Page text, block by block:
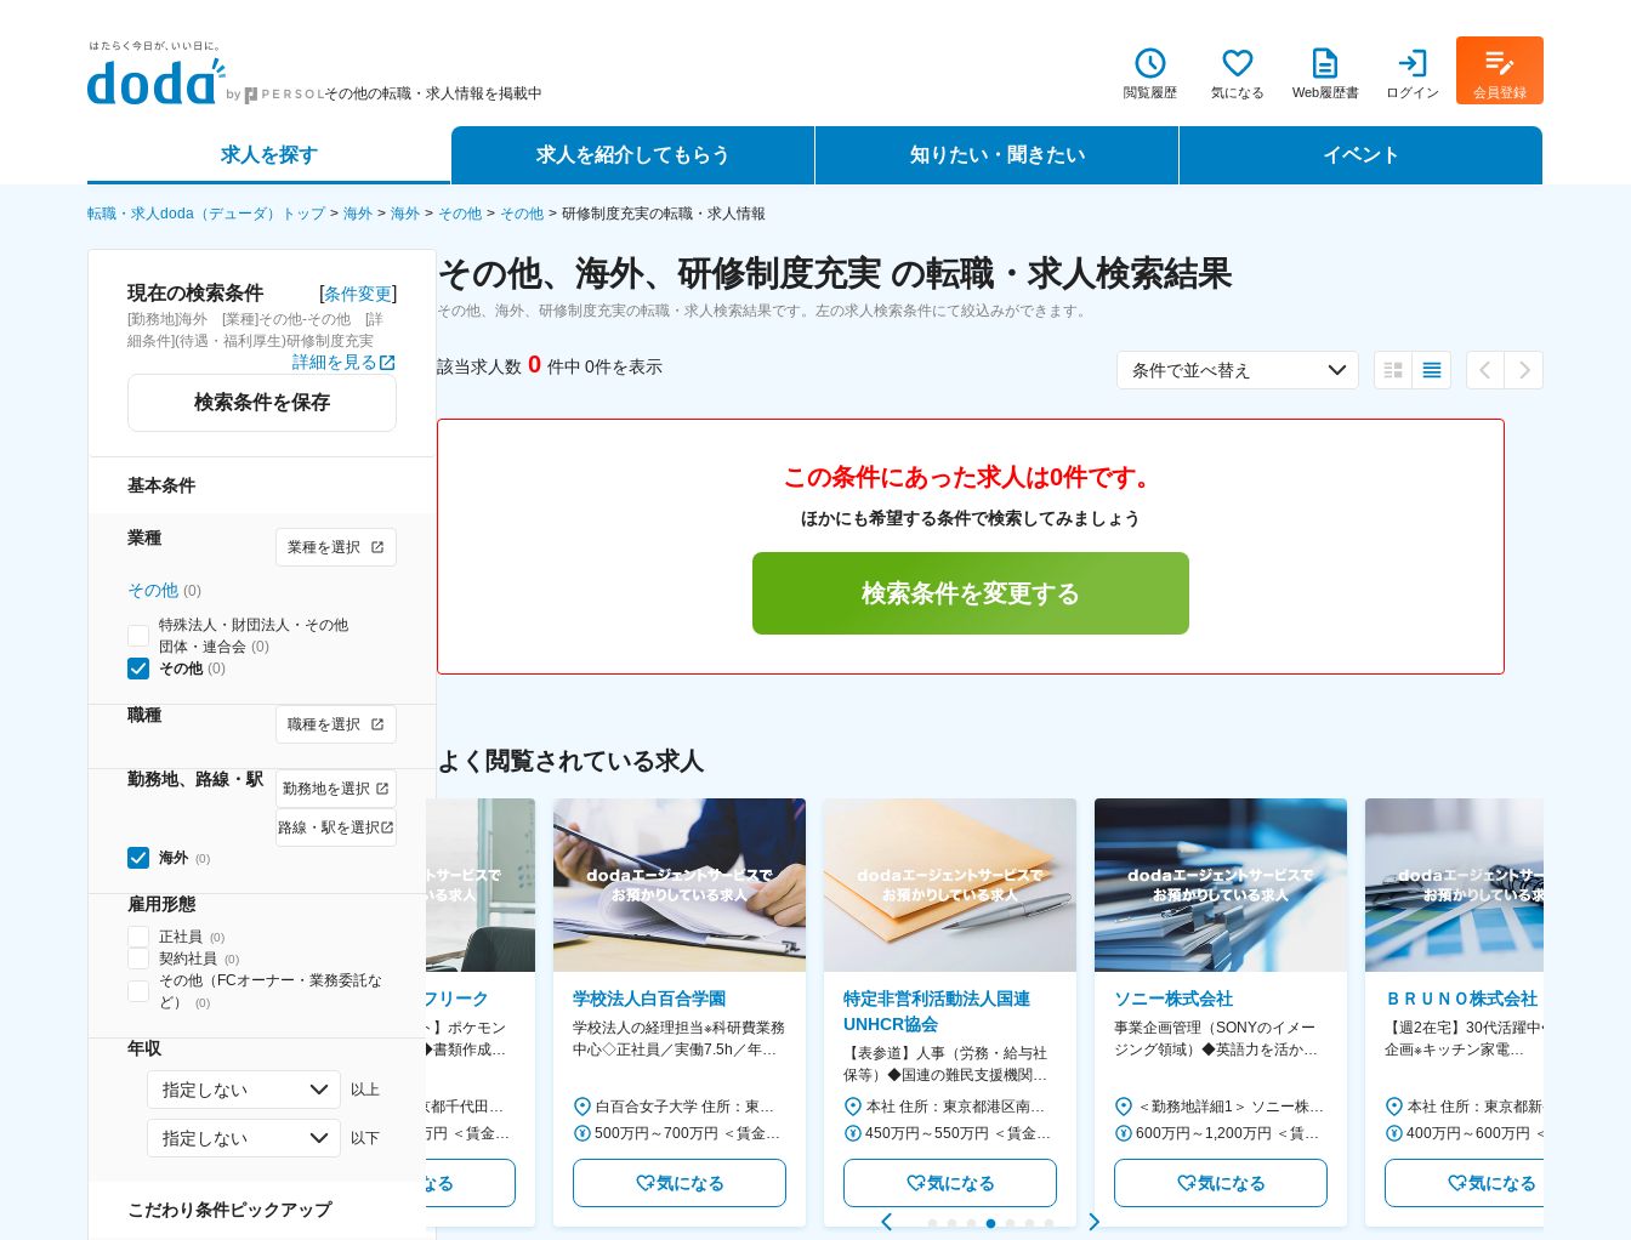
その他の転職・求人情報を掲載中 閲覧履歴 気になる Web履歴書 ログイン 会員登録
求人を探す
詳細条件から探す
求人特集から探す
求人を紹介してもらう
エージェントサービス
スカウトサービス
知りたい・聞きたい
データで見る転職
イベント
転職フェア
転職・求人doda（デューダ）トップ 海外 海外 その他 その他 研修制度充実の転職・求人情報
現在の検索条件 [条件変更]
[勤務地]海外 [業種]その他-その他 [詳
細条件](待遇・福利厚生)研修制度充実
詳細を見る
検索条件を保存
基本条件
業種 業種を選択
その他 (0)
特殊法人・財団法人・その他
団体・連合会 (0)
その他 (0)
職種 職種を選択
勤務地、路線・駅 勤務地を選択
路線・駅を選択
海外 (0)
雇用形態
正社員 (0)
契約社員 (0)
その他（FCオーナー・業務委託な
ど）
(0)
年収
指定しない 以上
指定しない 以下
こだわり条件ピックアップ
その他、海外、研修制度充実 の転職・求人検索結果
その他、海外、研修制度充実の転職・求人検索結果です。左の求人検索条件にて絞込みができます。
該当求人数 0 件中 0件を表示 条件で並べ替え
この条件にあった求人は0件です。
ほかにも希望する条件で検索してみましょう
検索条件を変更する
よく閲覧されている求人
AGC株式会社
務・事務担当～開発部材の発注
やDXに向けたシステム利用等～
AGC横浜テクニカルセンター 住所：神奈川県横浜市鶴見区末広町1-1 勤務地最寄駅：JR線／弁天橋駅 受動喫煙対策：敷地内喫煙可能場所あり 変更の範囲：無
400万円～550万円 ＜賃金形態＞ 月給制 固定給＋業績給 ＜賃金内訳＞ 月額（基本給）：230,000円～280,000円 ＜月給＞ 230,000円～280,000円 ＜昇給有無＞ 有 ＜残業手当＞ 有 ＜給与補足＞ ※上記はあくまで最低保証額です。実際にはこれまでの経験やスキルを考慮の上、決定します。 年収には残業代は含めておりません。 ■昇給：年1回 ■賞与：年2回 賃金はあくまでも目安の金額であり、選考を通じて上下する可能性があります。 月給(月額)は固定手当を含めた表記です。
株式会社ゲームフリーク
【庶務アシスタント】ポケモン
シリーズ開発企業◆書類作成・
データ入力など◆年休126日・
食事補助あり◎
本社 住所：東京都千代田区神田錦町2-2-1 KANDASQUARE 受動喫煙対策：屋内全面禁煙 変更の範囲：会社の定める事業所
350万円～500万円 ＜賃金形態＞ 月給制 ＜賃金内訳＞ 月額（基本給）：215,000円～307,000円 固定残業手当/月：76,700円～110,000円（固定残業時間45時間0分/月） 超過した時間外労働の残業手当は追加支給 ＜月給＞ 291,700円～417,000円（一律手当を含む） ＜昇給有無＞ 有 ＜残業手当＞ 有 ＜給与補足＞ ※経験・能力を考慮の上、年齢に関わりなく当社規定により優遇します。 賃金はあくまでも目安の金額であり、選考を通じて上下する可能性があります。 月給(月額)は固定手当を含めた表記です。
気になる
学校法人白百合学園
学校法人の経理担当※科研費業務
中心◇正社員／実働7.5h／年休
大学
白百合女子大学 住所：東京都調布市緑ヶ丘1-25 勤務地最寄駅：京王線／仙川駅 受動喫煙対策：屋内全面禁煙 変更の範囲：会社の定める事業所
500万円～700万円 ＜賃金形態＞ 月給制 ＜賃金内訳＞ 月額（基本給）：280,000円～430,000円 ＜月給＞ 280,000円～430,000円 ＜昇給有無＞ 有 ＜残業手当＞ 有 ＜給与補足＞ ※年齢・過去の経験に基づき、本学規定に合わせ決定 【残業手当】有 /残業時間に応じて全額支給（※想定年収に含む） 【各種手当】扶養手当/住宅手当/通勤手当 等 【賞与】年2回（6月、12月） 【昇給】年1回（4月） 賃金はあくまでも目安の金額であり、選考を通じて上下する可能性があります。 月給(月額)は固定手当を含めた表記です。
気になる
特定非営利活動法人国連
UNHCR協会
【表参道】人事（労務・給与社
保等）◆国連の難民支援機関の
活動を支える日本公式支援窓口
◆正職員登用前提
本社 住所：東京都港区南青山6-10-11 ウェスレーセンター3F 勤務地最寄駅：地下鉄各線／表参道駅 受動喫煙対策：屋内全面禁煙 変更の範囲：会社の定める事業所（リモートワーク含む）
450万円～550万円 ＜賃金形態＞ 月給制 ＜賃金内訳＞ 月額（基本給）：340,000円～420,000円 ＜月給＞ 340,000円～420,000円 ＜昇給有無＞ 有 ＜残業手当＞ 有 ＜給与補足＞ ※能力・経験によって決定します。 ■賞与あり（業績評価に応じて支給） 賃金はあくまでも目安の金額であり、選考を通じて上下する可能性があります。 月給(月額)は固定手当を含めた表記です。
気になる
ソニー株式会社
事業企画管理（SONYのイメー
ジング領域）◆英語力を活か
＜勤務地詳細1＞ ソニー株式会社 住所：神奈川県横浜市西区みなとみらい5-1-1 受動喫煙対策：屋内全面禁煙 ＜勤務地詳細2＞ ソニーシティ大崎 住所：東京都品川区大崎2-10-1 勤務地最寄駅：JR線／大崎駅 受動喫煙対策：屋内全面禁煙 変更の範囲：会社の定める事業所（リモートワーク含む）
600万円～1,200万円 ＜賃金形態＞ 月給制 ＜賃金内訳＞ 月額（基本給）：350,000円～500,000円 ＜月給＞ 350,000円～500,000円 ＜昇給有無＞ 有 ＜残業手当＞ 有 ＜給与補足＞ ※年収は経験や能力を考慮の上、当社規定により決定します。 賃金はあくまでも目安の金額であり、選考を通じて上下する可能性があります。 月給(月額)は固定手当を含めた表記です。
気になる
ＢＲＵＮＯ株式会社
【週2在宅】30代活躍中◆商品
企画※キッチン家電
画～調達／働き方◎
気になる